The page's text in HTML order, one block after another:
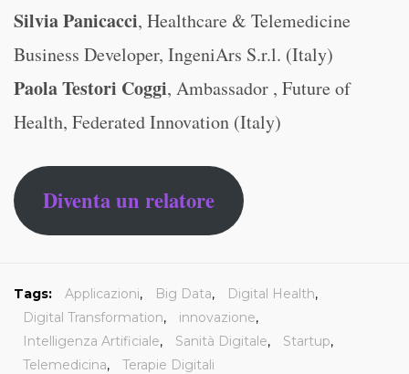
Silvia Panicacci, Healthcare & Telemedicine
Business Developer, IngeniArs S.r.l. (Italy)
Paola Testori Coggi, Ambassador , Future of
Health, Federated Innovation (Italy)
Diventa un relatore
Tags: Applicazioni, Big Data, Digital Health,
Digital Transformation, innovazione,
Intelligenza Artificiale, Sanità Digitale, Startup,
Telemedicina, Terapie Digitali